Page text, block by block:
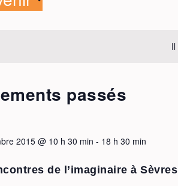
Il
passés
2015 @ 10 h 30 min - 18 h 30 min
de l’imaginaire à Sèvres